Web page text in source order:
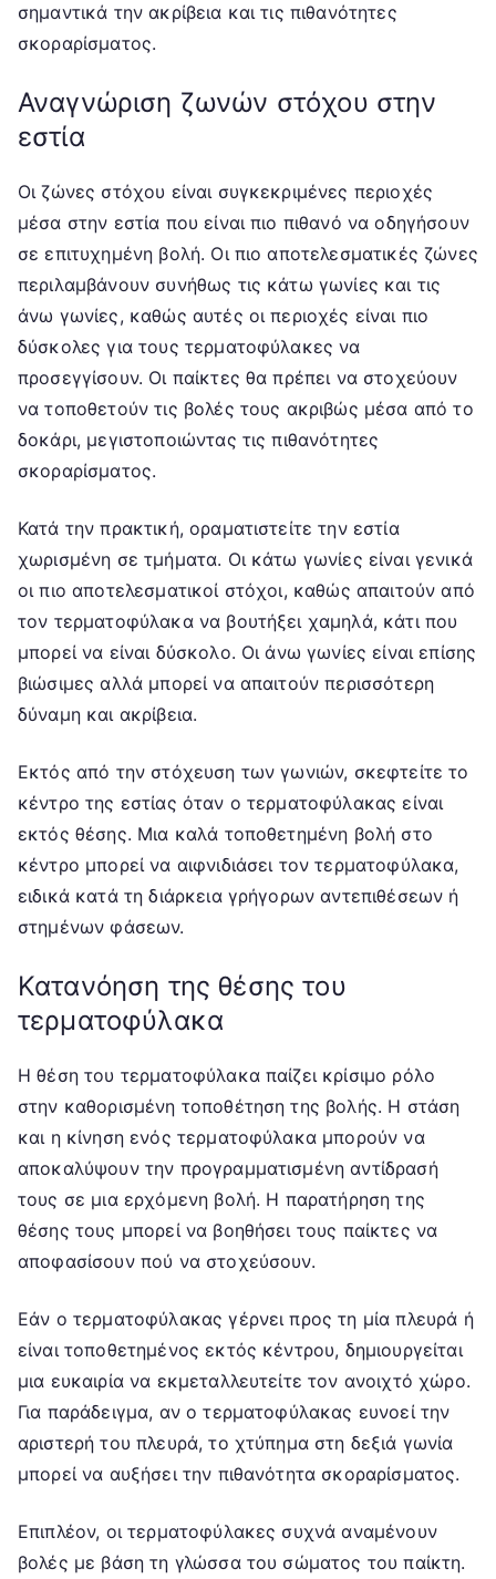
σημαντικά την ακρίβεια και τις πιθανότητες
σκοραρίσματος.
Αναγνώριση ζωνών στόχου στην
εστία
Οι ζώνες στόχου είναι συγκεκριμένες περιοχές
μέσα στην εστία που είναι πιο πιθανό να οδηγήσουν
σε επιτυχημένη βολή. Οι πιο αποτελεσματικές ζώνες
περιλαμβάνουν συνήθως τις κάτω γωνίες και τις
άνω γωνίες, καθώς αυτές οι περιοχές είναι πιο
δύσκολες για τους τερματοφύλακες να
προσεγγίσουν. Οι παίκτες θα πρέπει να στοχεύουν
να τοποθετούν τις βολές τους ακριβώς μέσα από το
δοκάρι, μεγιστοποιώντας τις πιθανότητες
σκοραρίσματος.
Κατά την πρακτική, οραματιστείτε την εστία
χωρισμένη σε τμήματα. Οι κάτω γωνίες είναι γενικά
οι πιο αποτελεσματικοί στόχοι, καθώς απαιτούν από
τον τερματοφύλακα να βουτήξει χαμηλά, κάτι που
μπορεί να είναι δύσκολο. Οι άνω γωνίες είναι επίσης
βιώσιμες αλλά μπορεί να απαιτούν περισσότερη
δύναμη και ακρίβεια.
Εκτός από την στόχευση των γωνιών, σκεφτείτε το
κέντρο της εστίας όταν ο τερματοφύλακας είναι
εκτός θέσης. Μια καλά τοποθετημένη βολή στο
κέντρο μπορεί να αιφνιδιάσει τον τερματοφύλακα,
ειδικά κατά τη διάρκεια γρήγορων αντεπιθέσεων ή
στημένων φάσεων.
Κατανόηση της θέσης του
τερματοφύλακα
Η θέση του τερματοφύλακα παίζει κρίσιμο ρόλο
στην καθορισμένη τοποθέτηση της βολής. Η στάση
και η κίνηση ενός τερματοφύλακα μπορούν να
αποκαλύψουν την προγραμματισμένη αντίδρασή
τους σε μια ερχόμενη βολή. Η παρατήρηση της
θέσης τους μπορεί να βοηθήσει τους παίκτες να
αποφασίσουν πού να στοχεύσουν.
Εάν ο τερματοφύλακας γέρνει προς τη μία πλευρά ή
είναι τοποθετημένος εκτός κέντρου, δημιουργείται
μια ευκαιρία να εκμεταλλευτείτε τον ανοιχτό χώρο.
Για παράδειγμα, αν ο τερματοφύλακας ευνοεί την
αριστερή του πλευρά, το χτύπημα στη δεξιά γωνία
μπορεί να αυξήσει την πιθανότητα σκοραρίσματος.
Επιπλέον, οι τερματοφύλακες συχνά αναμένουν
βολές με βάση τη γλώσσα του σώματος του παίκτη.